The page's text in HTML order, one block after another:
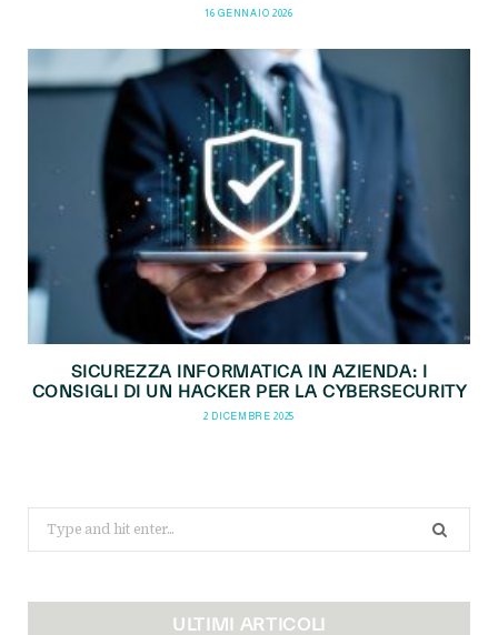
16 GENNAIO 2026
SICUREZZA INFORMATICA IN AZIENDA: I
CONSIGLI DI UN HACKER PER LA CYBERSECURITY
2 DICEMBRE 2025
Search
for:
ULTIMI ARTICOLI